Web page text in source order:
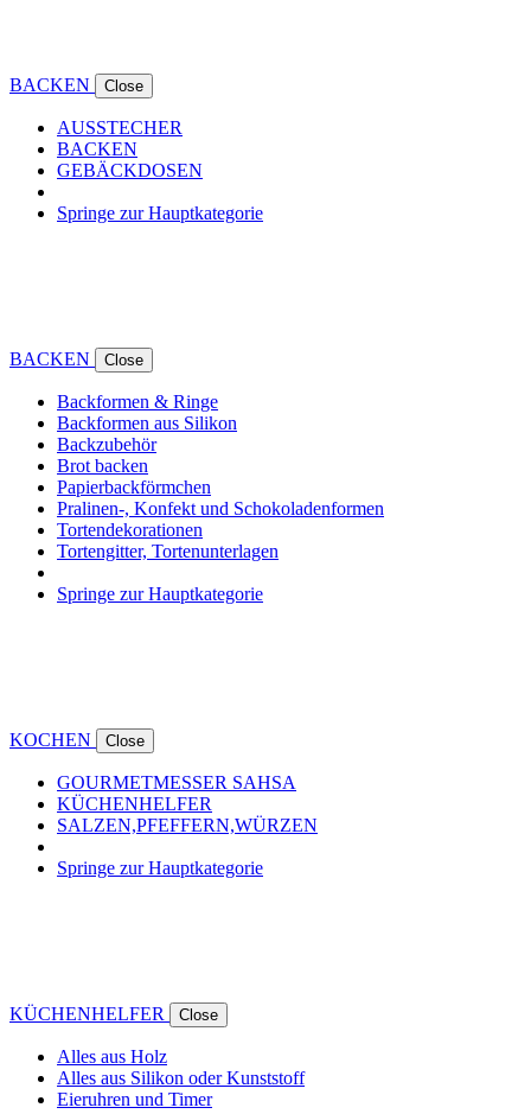
BACKEN Close
AUSSTECHER
BACKEN
GEBÄCKDOSEN
Springe zur Hauptkategorie
BACKEN Close
Backformen & Ringe
Backformen aus Silikon
Backzubehör
Brot backen
Papierbackförmchen
Pralinen-, Konfekt und Schokoladenformen
Tortendekorationen
Tortengitter, Tortenunterlagen
Springe zur Hauptkategorie
KOCHEN Close
GOURMETMESSER SAHSA
KÜCHENHELFER
SALZEN,PFEFFERN,WÜRZEN
Springe zur Hauptkategorie
KÜCHENHELFER Close
Alles aus Holz
Alles aus Silikon oder Kunststoff
Eieruhren und Timer